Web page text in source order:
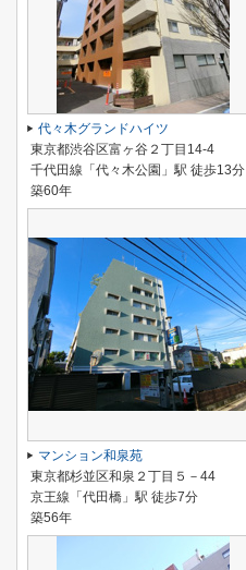
代々木グランドハイツ
東京都渋谷区富ヶ谷２丁目14-4
千代田線「代々木公園」駅 徒歩13分
築60年
マンション和泉苑
東京都杉並区和泉２丁目５－44
京王線「代田橋」駅 徒歩7分
築56年